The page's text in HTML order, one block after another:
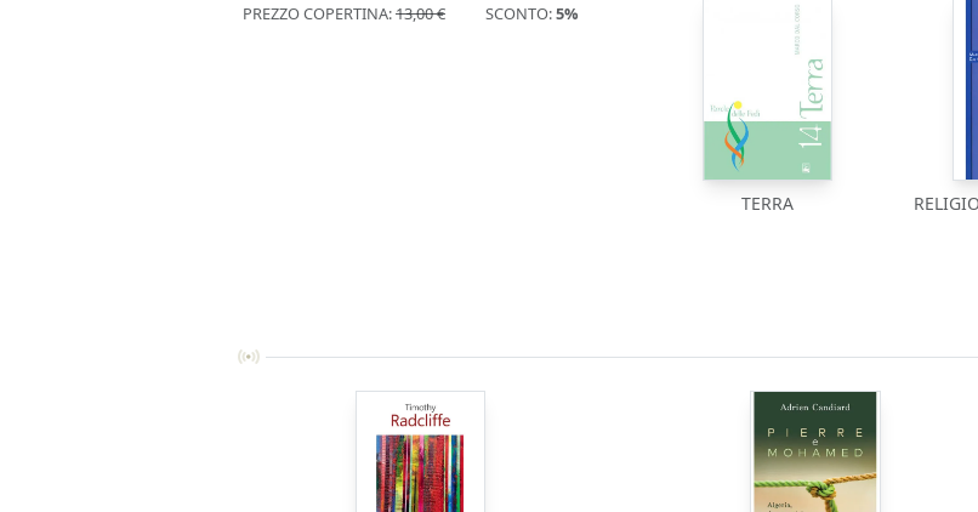
PREZZO COPERTINA:13,00 € SCONTO:5%
TERRA